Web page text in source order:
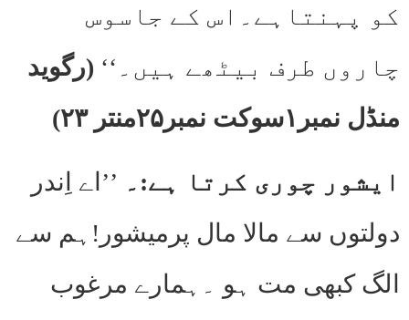
کو پہنتاہے۔اس کے جاسوس
چاروں طرف بیٹھے ہیں۔‘‘ (رگوید
منڈل نمبر۱سوکت نمبر۲۵منتر ۲۳)
ایشور چوری کرتا ہے:۔ ’’اے اِندر
دولتوں سے مالا مال پرمیشور!ہم سے
الگ کبھی مت ہو ۔ہمارے مرغوب